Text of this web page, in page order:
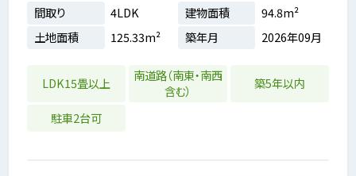
間取り
4LDK 建物面積
94.8m²
土地面積
125.33m² 築年月 2026年09月
LDK15畳以上
南道路（南東・南西
含む）
築5年以内
駐車2台可